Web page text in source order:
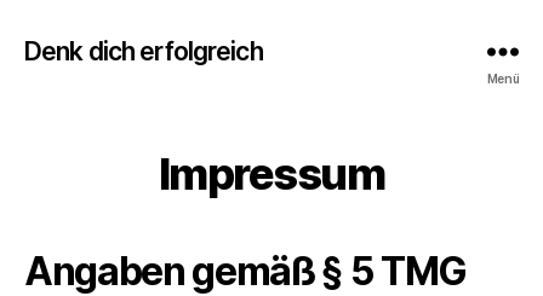
Denk dich erfolgreich
Menü
Impressum
Angaben gemäß § 5 TMG